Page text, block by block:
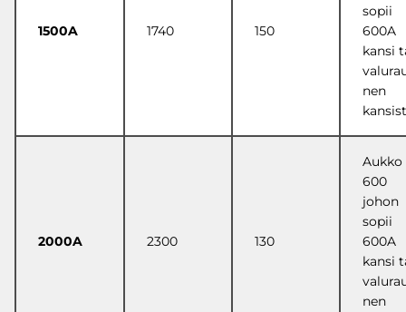
1500A 1740 150
sopii
600A
kansi
nen
2000A 2300 130
Aukko
600
johon
sopii
600A
kansi
nen